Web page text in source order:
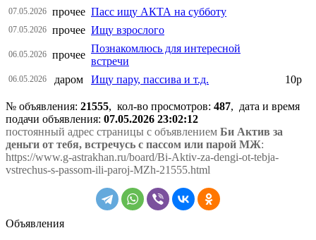
07.05.2026 прочее Пасс ищу АКТА на субботу
07.05.2026 прочее Ищу взрослого
06.05.2026 прочее
Познакомлюсь для интересной
встречи
06.05.2026 даром Ищу пару, пассива и т.д. 10р
№ объявления: 21555, кол-во просмотров: 487, дата и время
подачи объявления: 07.05.2026 23:02:12
постоянный адрес страницы с объявлением Би Актив за
деньги от тебя, встречусь с пассом или парой МЖ:
https://www.g-astrakhan.ru/board/Bi-Aktiv-za-dengi-ot-tebja-
vstrechus-s-passom-ili-paroj-MZh-21555.html
Объявления